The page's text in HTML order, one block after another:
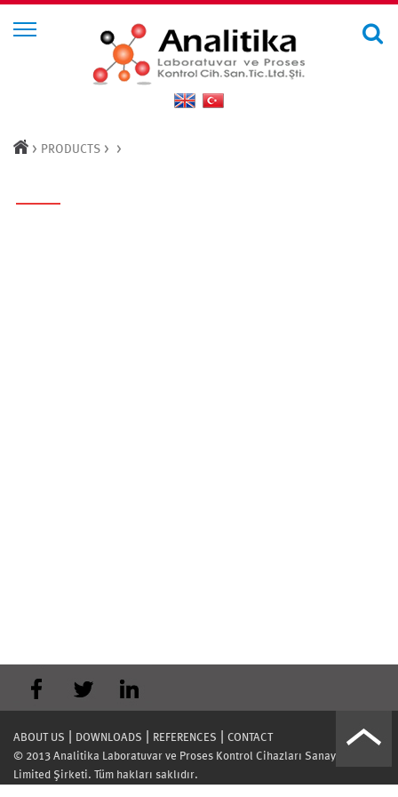
> PRODUCTS > >
ABOUT US DOWNLOADS REFERENCES
CONTACT
© 2013 Analitika Laboratuvar ve Proses Kontrol Cihazları Sanayi Ticaret
Limited Şirketi. Tüm hakları saklıdır.